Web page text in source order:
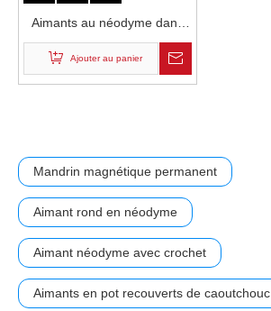
Aimants au néodyme dans
un moteur haute puissance
Ajouter au panier
Mandrin magnétique permanent
Aimant rond en néodyme
Aimant néodyme avec crochet
Aimants en pot recouverts de caoutchouc